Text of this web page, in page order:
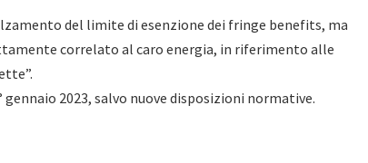
del limite di esenzione dei fringe benefits, ma
correlato al caro energia, in riferimento alle
2023, salvo nuove disposizioni normative.